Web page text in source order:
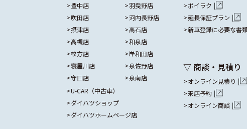
豊中店
吹田店
摂津店
高槻店
枚方店
寝屋川店
守口店
羽曳野店
河内長野店
高石店
和泉店
岸和田店
泉佐野店
泉南店
U-CAR（中古車）
ダイハツショップ
ダイハツホームページ店
ポイラク
延長保証プラン
新車登録に必要な書
▽ 商談・見積り
オンライン見積り
来店予約
オンライン商談